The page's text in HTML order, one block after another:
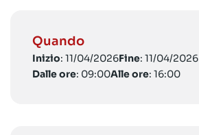
Quando
Inizio: 11/04/2026Fine: 11/04/2026
Dalle ore: 09:00Alle ore: 16:00